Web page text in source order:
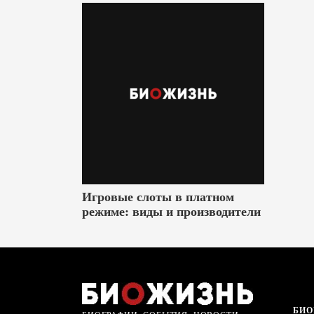
Игровые слоты в платном
режиме: виды и производители